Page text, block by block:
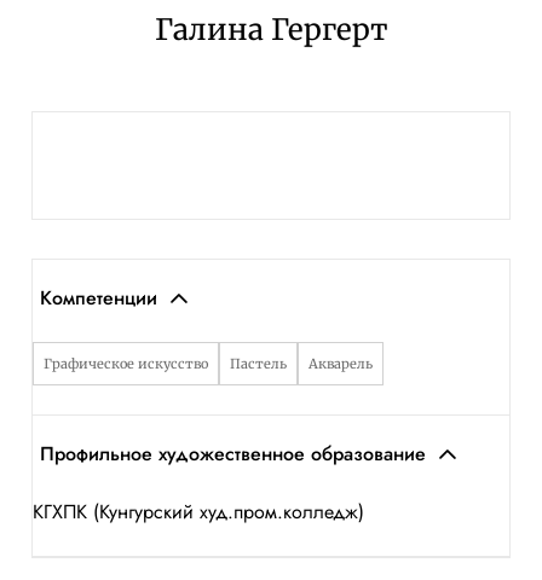
Галина Гергерт
Компетенции
Графическое искусство Пастель Акварель
Профильное художественное образование
КГХПК (Кунгурский худ.пром.колледж)